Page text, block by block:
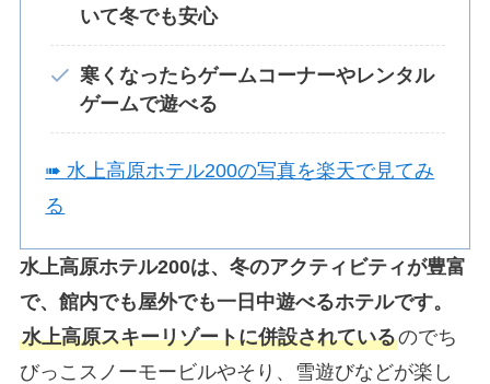
いて冬でも安心
寒くなったらゲームコーナーやレンタル
ゲームで遊べる
➠ 水上高原ホテル200の写真を楽天で見てみ
る
水上高原ホテル200は、冬のアクティビティが豊富
で、館内でも屋外でも一日中遊べるホテルです。
水上高原スキーリゾートに併設されているのでち
びっこスノーモービルやそり、雪遊びなどが楽し